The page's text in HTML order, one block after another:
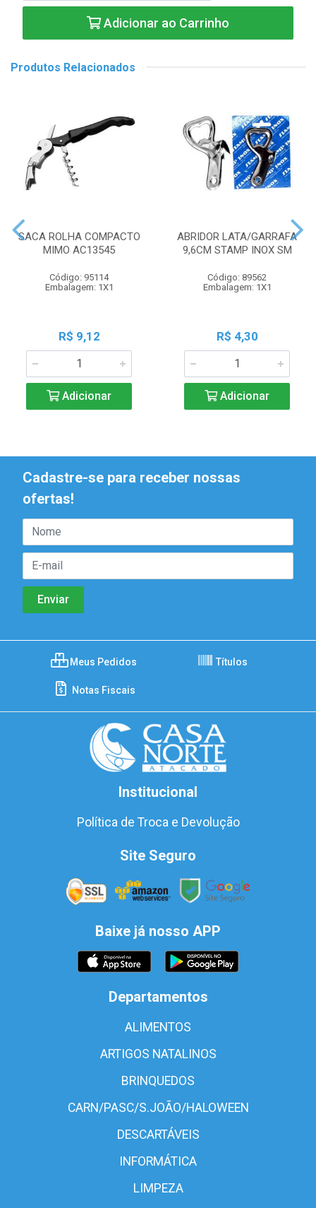
Adicionar ao Carrinho
Produtos Relacionados
SACA ROLHA COMPACTO
MIMO AC13545
Código: 95114
Embalagem: 1X1
R$ 9,12
Adicionar
ABRIDOR LATA/GARRAFA
9,6CM STAMP INOX SM
Código: 89562
Embalagem: 1X1
R$ 4,30
Adicionar
Cadastre-se para receber nossas
ofertas!
Meus Pedidos Títulos
Notas Fiscais
Institucional
Política de Troca e Devolução
Site Seguro
Baixe já nosso APP
Departamentos
ALIMENTOS
ARTIGOS NATALINOS
BRINQUEDOS
CARN/PASC/S.JOÃO/HALOWEEN
DESCARTÁVEIS
INFORMÁTICA
LIMPEZA